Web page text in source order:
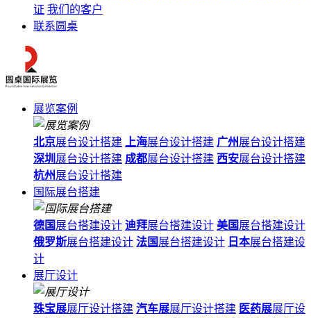
证 我们的客户
联系圆桌
展览案例
北京展台设计搭建 上海展台设计搭建 广州展台设计搭建
深圳 展台设计搭建 成都展台设计搭建 西安展台设计搭建
杭州展台设计搭建
国际展台搭建
德国 展台搭建设计 迪拜展台搭建设计 美国 展台搭建设计
俄罗斯展台搭建设计 法国 展台搭建设计 日本展台搭建设
计
展厅设计
珠宝展展厅设计搭建 汽车展展厅设计搭建 医药展展厅设